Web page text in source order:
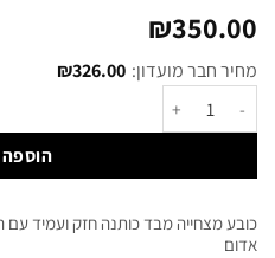
₪350.00
מחיר חבר מועדון: ₪326.00
כובע מצחייה מבד כותנה חזק ועמיד עם
אדום